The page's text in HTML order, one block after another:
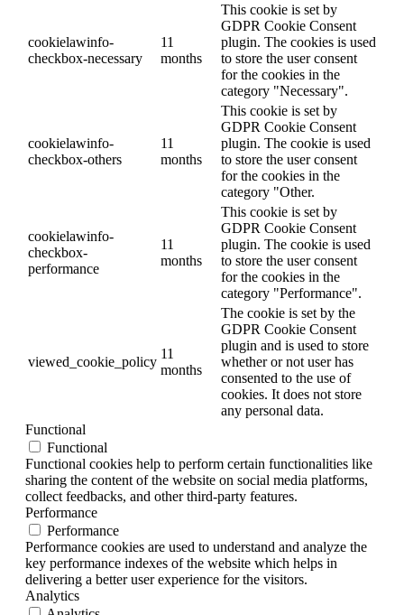
cookielawinfo-
checkbox-necessary
11
months
This cookie is set by
GDPR Cookie Consent
plugin. The cookies is used
to store the user consent
for the cookies in the
category "Necessary".
cookielawinfo-
checkbox-others
11
months
This cookie is set by
GDPR Cookie Consent
plugin. The cookie is used
to store the user consent
for the cookies in the
category "Other.
cookielawinfo-
checkbox-
performance
11
months
This cookie is set by
GDPR Cookie Consent
plugin. The cookie is used
to store the user consent
for the cookies in the
category "Performance".
viewed_cookie_policy
11
months
The cookie is set by the
GDPR Cookie Consent
plugin and is used to store
whether or not user has
consented to the use of
cookies. It does not store
any personal data.
Functional
Functional
Functional cookies help to perform certain functionalities like
sharing the content of the website on social media platforms,
collect feedbacks, and other third-party features.
Performance
Performance
Performance cookies are used to understand and analyze the
key performance indexes of the website which helps in
delivering a better user experience for the visitors.
Analytics